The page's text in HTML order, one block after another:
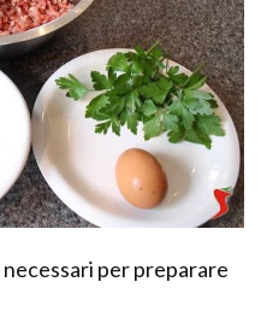
per preparare